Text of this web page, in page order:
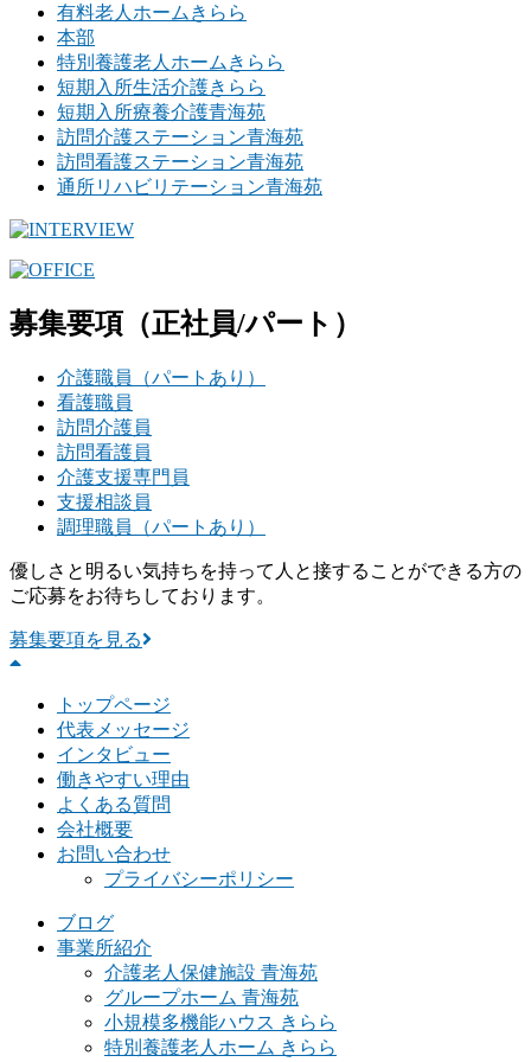
有料老人ホームきらら
本部
特別養護老人ホームきらら
短期入所生活介護きらら
短期入所療養介護青海苑
訪問介護ステーション青海苑
訪問看護ステーション青海苑
通所リハビリテーション青海苑
募集要項 （正社員/パート）
介護職員（パートあり）
看護職員
訪問介護員
訪問看護員
介護支援専門員
支援相談員
調理職員（パートあり）
優しさと明るい気持ちを持って人と接することができる方の
ご応募をお待ちしております。
募集要項を見る
トップページ
代表メッセージ
インタビュー
働きやすい理由
よくある質問
会社概要
お問い合わせ
プライバシーポリシー
ブログ
事業所紹介
介護老人保健施設 青海苑
グループホーム 青海苑
小規模多機能ハウス きらら
特別養護老人ホーム きらら